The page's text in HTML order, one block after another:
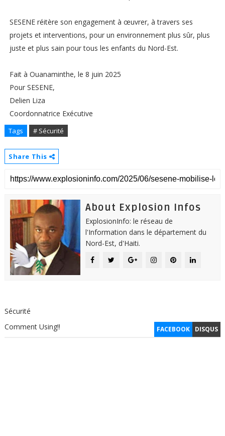
SESENE réitère son engagement à œuvrer, à travers ses
projets et interventions, pour un environnement plus sûr, plus
juste et plus sain pour tous les enfants du Nord-Est.
Fait à Ouanaminthe, le 8 juin 2025
Pour SESENE,
Delien Liza
Coordonnatrice Exécutive
Tags # Sécurité
Share This
About Explosion Infos
ExplosionInfo: le réseau de
l'Information dans le département du
Nord-Est, d'Haiti.
Sécurité
FACEBOOK DISQUS
Comment Using!!